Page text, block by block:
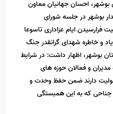
بوشهر، احسان جهانیان معاون
بوشهر در جلسه شورای
ایام عزاداری تاسوعا
و خاطره شهدای گرانقدر جنگ
بوشهر، اظهار داشت: در شرایط
و فعالان حوزه های
دارند ضمن حفظ وحدت و
جناحی که به این همبستگی